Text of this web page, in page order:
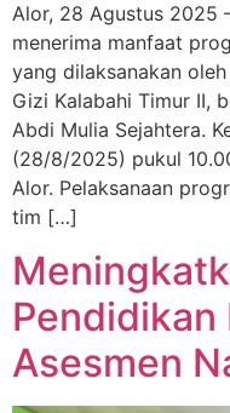
Alor, 28 Agustus 2025
menerima manfaat
yang dilaksanakan
Gizi Kalabahi Timur II,
Abdi Mulia Sejahtera.
(28/8/2025) pukul
Alor. Pelaksanaan
tim […]
Pendidikan
Asesmen